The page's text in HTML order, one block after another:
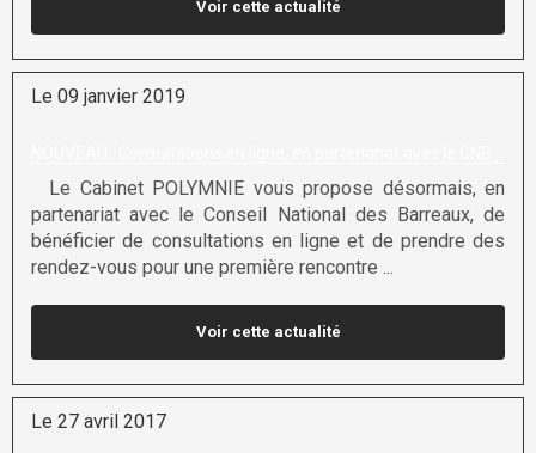
Voir cette actualité
Le 09 janvier 2019
Le Cabinet POLYMNIE vous propose désormais, en
partenariat avec le Conseil National des Barreaux, de
bénéficier de consultations en ligne et de prendre des
rendez-vous pour une première rencontre ...
Voir cette actualité
Le 27 avril 2017